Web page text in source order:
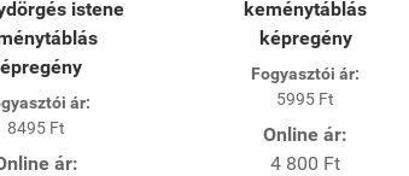
istene
ár:
8495 Ft
ár:
keménytáblás
képregény
Fogyasztói ár:
5995 Ft
Online ár:
4 800 Ft